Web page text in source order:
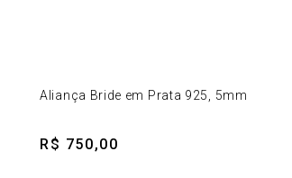
Aliança Bride em Prata 925, 5mm
R$ 750,00